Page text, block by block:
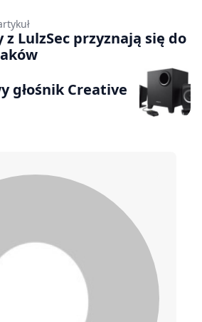
z LulzSec przyznają się do
głośnik Creative